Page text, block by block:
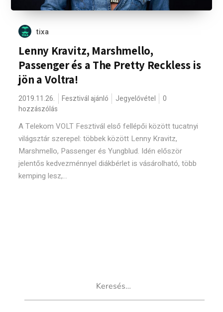
tixa
Lenny Kravitz, Marshmello,
Passenger és a The Pretty Reckless is
jön a Voltra!
2019.11.26. Fesztivál ajánló Jegyelővétel
0
hozzászólás
A Telekom VOLT Fesztivál első fellépői között tucatnyi
világsztár szerepel: többek között Lenny Kravitz,
Marshmello, Passenger és Yungblud. Idén először
jelentős kedvezménnyel diákbérlet is vásárolható, több
kemping lesz,...